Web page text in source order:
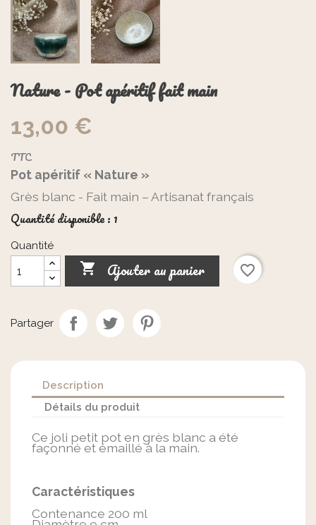
Nature - Pot apéritif fait main
13,00 €
TTC
Pot apéritif « Nature »
Grès blanc - Fait main – Artisanat français
Quantité disponible : 1
Quantité
 Ajouter au panier favorite_border
Partager
Description
Détails du produit
Ce joli petit pot en grès blanc a été
façonné et émaillé à la main.
Caractéristiques
Contenance 200 ml